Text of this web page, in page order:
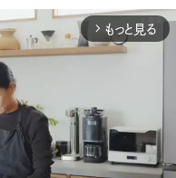
arrow_forward_ios もっと見る